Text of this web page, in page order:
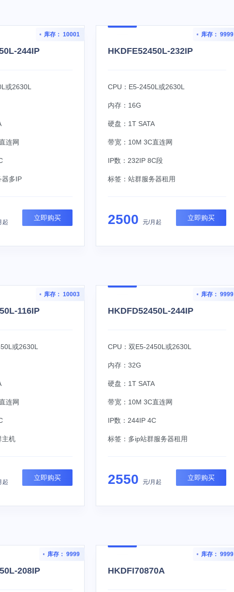
库存： 10001
244IP
或2630L
连网
器多IP
起
立即购买
库存： 9999
HKDFE52450L-232IP
CPU：E5-2450L或2630L
内存：16G
硬盘：1T SATA
带宽：10M 3C直连网
IP数：232IP 8C段
标签：站群服务器租用
2500元/月起
立即购买
库存： 10003
116IP
或2630L
连网
主机
起
立即购买
库存： 9999
HKDFD52450L-244IP
CPU：双E5-2450L或2630L
内存：32G
硬盘：1T SATA
带宽：10M 3C直连网
IP数：244IP 4C
标签： 多ip站群服务器租用
2550元/月起
立即购买
库存： 9999
208IP
库存： 9999
HKDFI70870A